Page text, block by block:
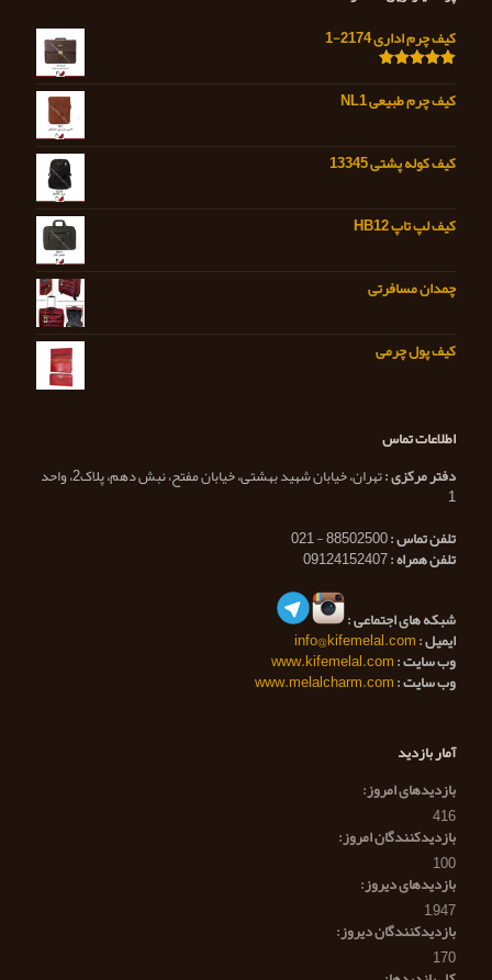
کیف چرم اداری 2174-1
کیف چرم طبیعی NL1
کیف کوله پشتی 13345
کیف لپ تاپ HB12
چمدان مسافرتی
کیف پول چرمی
اطلاعات تماس
دفتر مرکزی :
تهران، خیابان شهید بهشتی، خیابان مفتح، نبش دهم، پلاک2، واحد
1
تلفن تماس :
تلفن همراه :
شبکه های اجتماعی :
ایمیل :info@kifemelal.com
وب سایت :www.kifemelal.com
وب سایت :www.melalcharm.com
آمار بازدید
بازدیدهای امروز:
416
بازدیدکنندگان امروز:
100
بازدیدهای دیروز:
1,947
بازدیدکنندگان دیروز:
170